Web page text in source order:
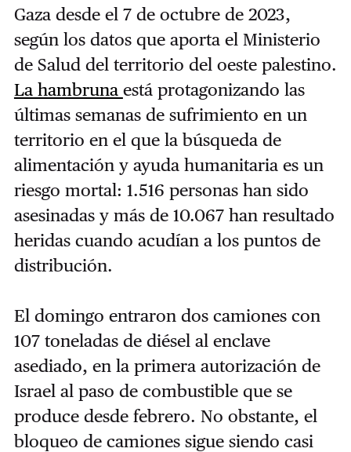
Gaza desde el 7 de octubre de 2023,
según los datos que aporta el Ministerio
de Salud del territorio del oeste palestino.
La hambruna está protagonizando las
últimas semanas de sufrimiento en un
territorio en el que la búsqueda de
alimentación y ayuda humanitaria es un
riesgo mortal: 1.516 personas han sido
asesinadas y más de 10.067 han resultado
heridas cuando acudían a los puntos de
distribución.
El domingo entraron dos camiones con
107 toneladas de diésel al enclave
asediado, en la primera autorización de
Israel al paso de combustible que se
produce desde febrero. No obstante, el
bloqueo de camiones sigue siendo casi